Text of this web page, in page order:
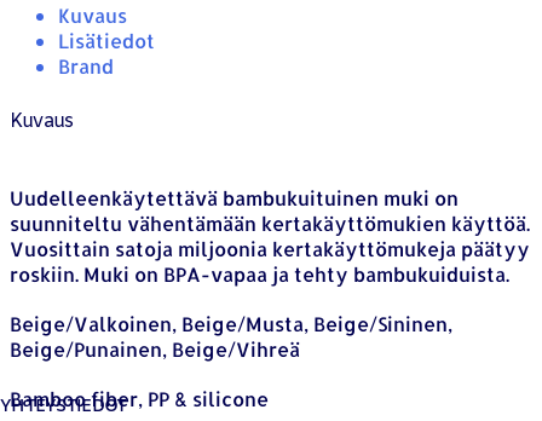
Kuvaus
Lisätiedot
Brand
Kuvaus
Uudelleenkäytettävä bambukuituinen muki on
suunniteltu vähentämään kertakäyttömukien käyttöä.
Vuosittain satoja miljoonia kertakäyttömukeja päätyy
roskiin. Muki on BPA-vapaa ja tehty bambukuiduista.
Beige/Valkoinen, Beige/Musta, Beige/Sininen,
Beige/Punainen, Beige/Vihreä
Bamboo fiber, PP & silicone
YHTEYSTIEDOT